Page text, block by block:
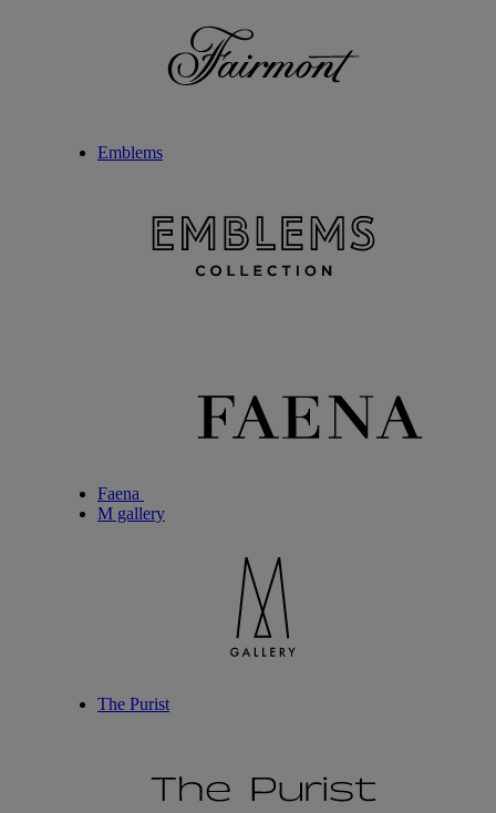
Emblems
Faena
M gallery
The Purist